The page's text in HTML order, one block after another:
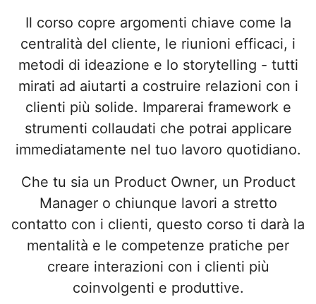
Il corso copre argomenti chiave come la
centralità del cliente, le riunioni efficaci, i
metodi di ideazione e lo storytelling - tutti
mirati ad aiutarti a costruire relazioni con i
clienti più solide. Imparerai framework e
strumenti collaudati che potrai applicare
immediatamente nel tuo lavoro quotidiano.
Che tu sia un Product Owner, un Product
Manager o chiunque lavori a stretto
contatto con i clienti, questo corso ti darà la
mentalità e le competenze pratiche per
creare interazioni con i clienti più
coinvolgenti e produttive.